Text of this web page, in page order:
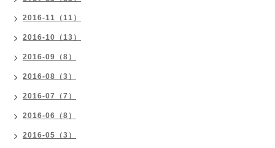
2016-11（11）
2016-10（13）
2016-09（8）
2016-08（3）
2016-07（7）
2016-06（8）
2016-05（3）